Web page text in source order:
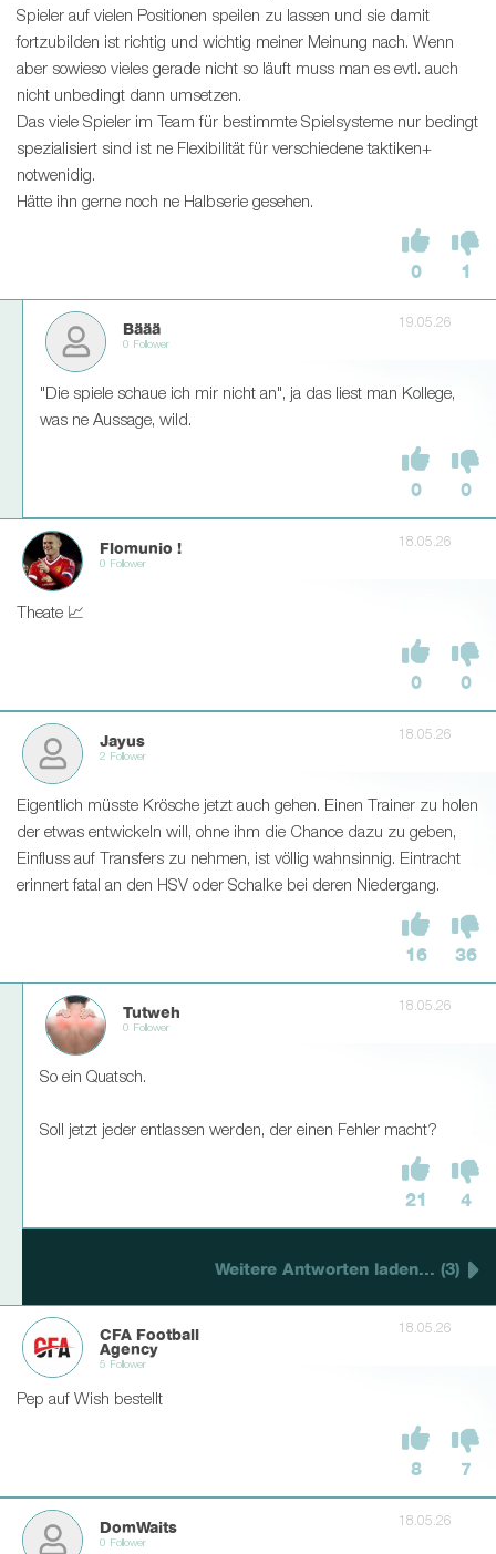
Spieler auf vielen Positionen speilen zu lassen und sie damit
fortzubilden ist richtig und wichtig meiner Meinung nach. Wenn
aber sowieso vieles gerade nicht so läuft muss man es evtl. auch
nicht unbedingt dann umsetzen.
Das viele Spieler im Team für bestimmte Spielsysteme nur bedingt
spezialisiert sind ist ne Flexibilität für verschiedene taktiken+
notwenidig.
Hätte ihn gerne noch ne Halbserie gesehen.
0 1
Bäää
0 Follower
19.05.26
"Die spiele schaue ich mir nicht an", ja das liest man Kollege,
was ne Aussage, wild.
0 0
Flomunio !
0 Follower
18.05.26
Theate 📈
0 0
Jayus
2 Follower
18.05.26
Eigentlich müsste Krösche jetzt auch gehen. Einen Trainer zu holen
der etwas entwickeln will, ohne ihm die Chance dazu zu geben,
Einfluss auf Transfers zu nehmen, ist völlig wahnsinnig. Eintracht
erinnert fatal an den HSV oder Schalke bei deren Niedergang.
16 36
Tutweh
0 Follower
18.05.26
So ein Quatsch.
Soll jetzt jeder entlassen werden, der einen Fehler macht?
21 4
Weitere Antworten laden... (3)
CFA Football
Agency
5 Follower
18.05.26
Pep auf Wish bestellt
8 7
DomWaits
0 Follower
18.05.26